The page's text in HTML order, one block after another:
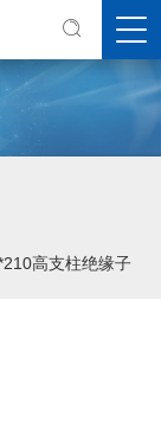
高支柱绝缘子